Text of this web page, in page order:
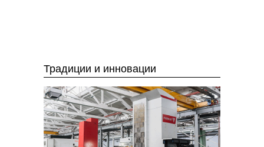
Традиции и инновации